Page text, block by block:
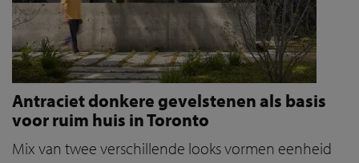
Antraciet donkere gevelstenen als basis
voor ruim huis in Toronto
Mix van twee verschillende looks vormen eenheid